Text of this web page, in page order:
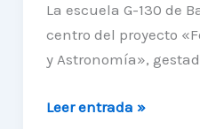
La escuela G-130 de
centro del proyecto
y Astronomía»,
Alumnos
Leer entrada »